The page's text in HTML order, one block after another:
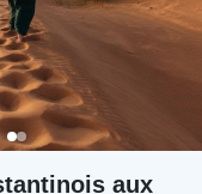
aux